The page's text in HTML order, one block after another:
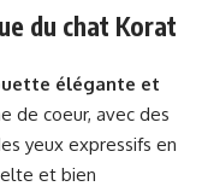
du chat Korat
élégante et
de coeur, avec des
yeux expressifs en
et bien